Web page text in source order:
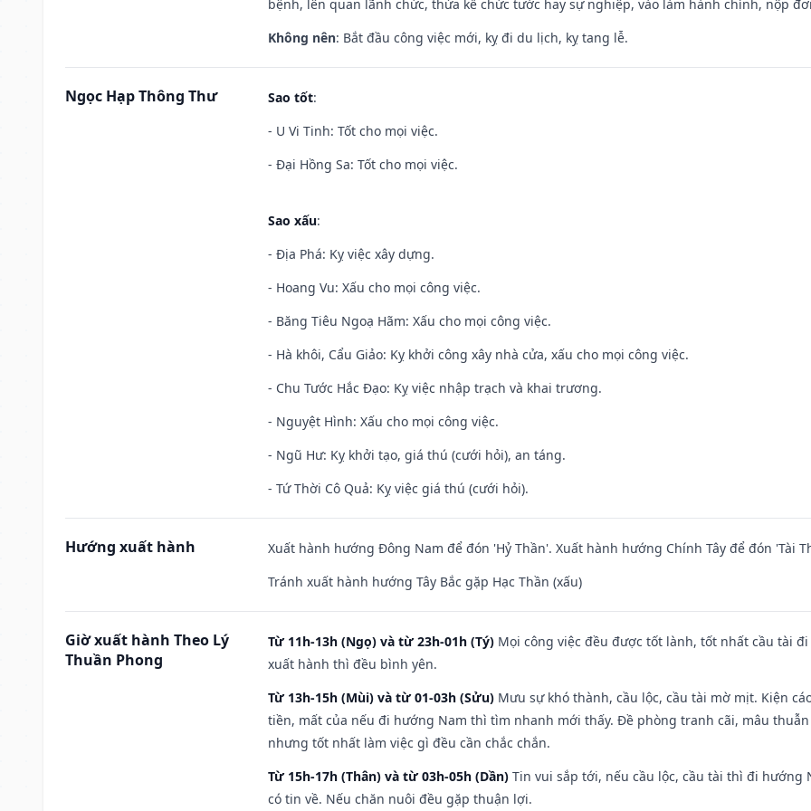
bệnh, lên quan lãnh chức, thừa kế chức tước hay sự nghiệp, vào làm hành chính, nộp
Không nên: Bắt đầu công việc mới, kỵ đi du lịch, kỵ tang lễ.
Ngọc Hạp Thông Thư Sao tốt:
- U Vi Tinh: Tốt cho mọi việc.
- Đại Hồng Sa: Tốt cho mọi việc.
Sao xấu:
- Địa Phá: Kỵ việc xây dựng.
- Hoang Vu: Xấu cho mọi công việc.
- Băng Tiêu Ngoạ Hãm: Xấu cho mọi công việc.
- Hà khôi, Cẩu Giảo: Kỵ khởi công xây nhà cửa, xấu cho mọi công việc.
- Chu Tước Hắc Đạo: Kỵ việc nhập trạch và khai trương.
- Nguyệt Hình: Xấu cho mọi công việc.
- Ngũ Hư: Kỵ khởi tạo, giá thú (cưới hỏi), an táng.
- Tứ Thời Cô Quả: Kỵ việc giá thú (cưới hỏi).
Hướng xuất hành
Xuất hành hướng Đông Nam để đón 'Hỷ Thần'. Xuất hành hướng Chính Tây để đón 'Tài
Tránh xuất hành hướng Tây Bắc gặp Hạc Thần (xấu)
Giờ xuất hành Theo Lý
Thuần Phong
Từ 11h-13h (Ngọ) và từ 23h-01h (Tý) Mọi công việc đều được tốt lành, tốt nhất cầu tài
xuất hành thì đều bình yên.
Từ 13h-15h (Mùi) và từ 01-03h (Sửu) Mưu sự khó thành, cầu lộc, cầu tài mờ mịt. Kiện
tiền, mất của nếu đi hướng Nam thì tìm nhanh mới thấy. Đề phòng tranh cãi, mâu
nhưng tốt nhất làm việc gì đều cần chắc chắn.
Từ 15h-17h (Thân) và từ 03h-05h (Dần) Tin vui sắp tới, nếu cầu lộc, cầu tài thì đi
có tin về. Nếu chăn nuôi đều gặp thuận lợi.